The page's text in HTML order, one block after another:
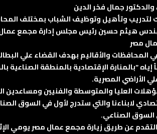
جمال فخر الدين
لتدريب وتأهيل وتوظيف الشباب بمختلف
هيثم حسين رئيس مجلس إدارة مجمع
مصر
والأقاليم بهدف القضاء علي
“بالمنارة الإقتصادية بالمنطقة
الأراضي المصرية.
لابناءنا والتي ستدرج لأول في السوق
عن طريق زيارة مجمع عمال مصر يومي